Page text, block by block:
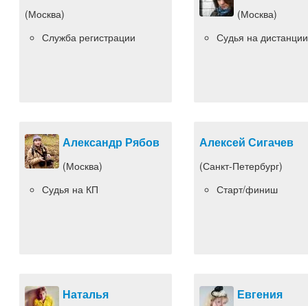
(Москва)
Служба регистрации
(Москва)
Судья на дистанции
Александр Рябов
(Москва)
Судья на КП
Алексей Сигачев
(Санкт-Петербург)
Старт/финиш
Наталья
Евгения